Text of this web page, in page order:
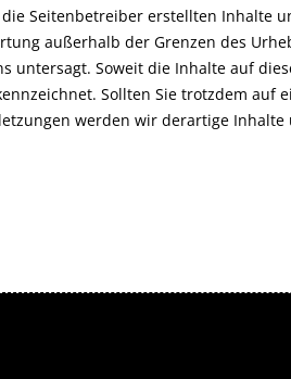
Seitenbetreiber erstellten Inhalte
außerhalb der Grenzen des
untersagt. Soweit die Inhalte auf
Sollten Sie trotzdem
werden wir derartige